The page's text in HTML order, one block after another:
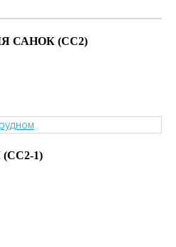
САНОК (СС2)
1)